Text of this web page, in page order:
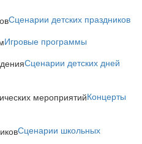
Сценарии детских праздников
Игровые программы
Сценарии детских дней
Концерты
Сценарии школьных